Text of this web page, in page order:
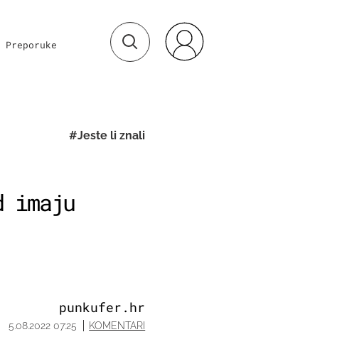
Preporuke
#Jeste li znali
imaju
punkufer.hr
5.08.2022 07:25 KOMENTARI